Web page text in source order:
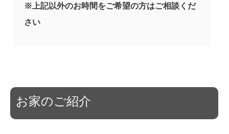
※上記以外のお時間をご希望の方はご相談くだ
さい
お家のご紹介